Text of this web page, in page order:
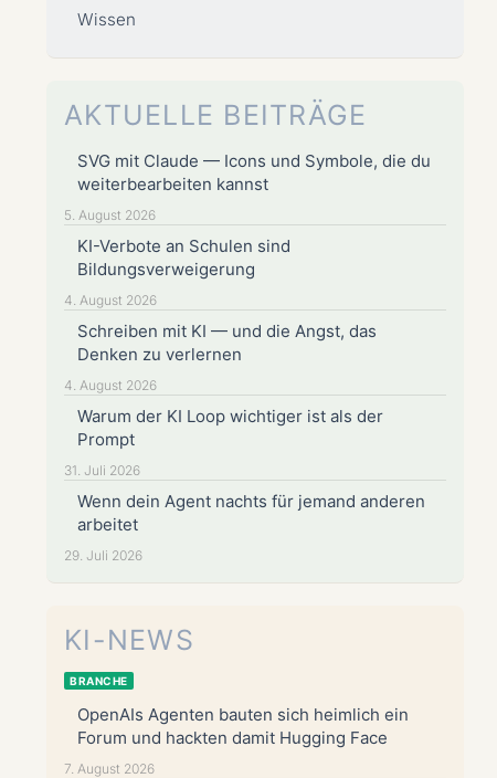
Wissen
AKTUELLE BEITRÄGE
SVG mit Claude — Icons und Symbole, die du
weiterbearbeiten kannst
5. August 2026
KI-Verbote an Schulen sind
Bildungsverweigerung
4. August 2026
Schreiben mit KI — und die Angst, das
Denken zu verlernen
4. August 2026
Warum der KI Loop wichtiger ist als der
Prompt
31. Juli 2026
Wenn dein Agent nachts für jemand anderen
arbeitet
29. Juli 2026
KI-NEWS
BRANCHE
OpenAIs Agenten bauten sich heimlich ein
Forum und hackten damit Hugging Face
7. August 2026